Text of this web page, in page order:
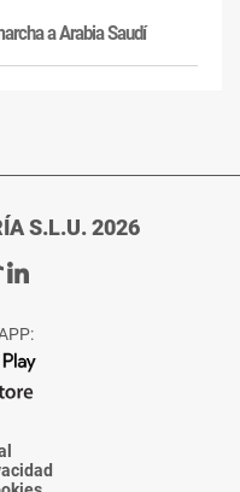
a Arabia Saudí
S.L.U. 2026
Ir
de
La
Voz
Almería
Ir
de
La
Voz